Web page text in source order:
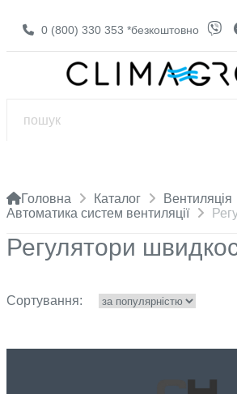
0 (800) 330 353 *безкоштовно
Головна Каталог
Вентиляція
Автоматика систем вентиляції
Регулятори
Сортування: